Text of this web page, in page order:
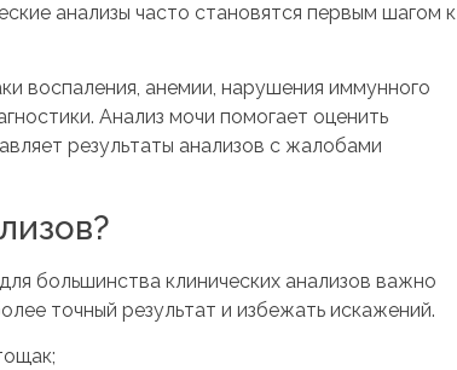
анализы часто становятся первым шагом к
воспаления, анемии, нарушения иммунного
Анализ мочи помогает оценить
результаты анализов с жалобами
большинства клинических анализов важно
точный результат и избежать искажений.